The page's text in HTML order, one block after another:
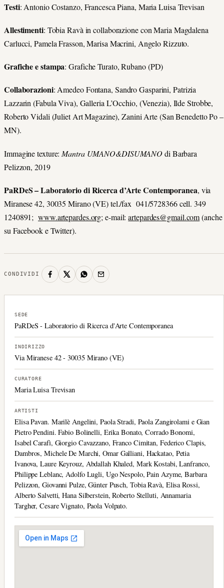
Testi: Antonio Costanzo, Francesca Piana, Maria Luisa Trevisan
Allestimenti: Tobia Ravà in collaborazione con Maria Magdalena
Carlucci, Pamela Frasson, Marisa Macrini, Angelo Rizzuto.
Grafiche e stampa: Grafiche Turato, Rubano (PD)
Collaborazioni: Amedeo Fontana, Sandro Gasparini, Patrizia
Lazzarin (Fabula Viva), Galleria L’Occhio, (Venezia), Ilde Strobbe,
Roberto Vidali (Juliet Art Magazine), Zanini Arte (San Benedetto Po –
MN).
Immagine texture: Mantra UMANO&DISUMANOdi Barbara
Pelizzon, 2019
PaRDeS – Laboratorio di Ricerca d’Arte Contemporanea, via
Miranese 42, 30035 Mirano (VE) tel./fax 041/5728366 cell. 349
1240891;www.artepardes.org; e-mail:artepardes@gmail.com(anche
su Facebook e Twitter).
CONDIVIDI
SEDE
PaRDeS - Laboratorio di Ricerca d'Arte Contemporanea
INDIRIZZO
Via Miranese 42 - 30035 Mirano (VE)
CURATORE
Maria Luisa Trevisan
ARTISTI
Elisa Pavan. Marilè Angelini, Paola Stradi, Paola Zangirolami e Gian
Pietro Pendini. Fabio Bolinelli, Erika Bonato, Corrado Bonomi,
Isabel Carafì, Giorgio Cavazzano, Franco Cimitan, Federico Clapis,
Dambros, Michele De Marchi, Omar Galliani, Hackatao, Petia
Ivanova, Laure Keyrouz, Abdallah Khaled, Mark Kostabi, Lanfranco,
Philippe Leblanc, Adolfo Lugli, Ugo Nespolo, Pain Azyme, Barbara
Pelizzon, Giovanni Pulze, Günter Pusch, Tobia Ravà, Elisa Rossi,
Alberto Salvetti, Hana Silberstein, Roberto Stelluti, Annamaria
Targher, Cesare Vignato, Paola Volpato.